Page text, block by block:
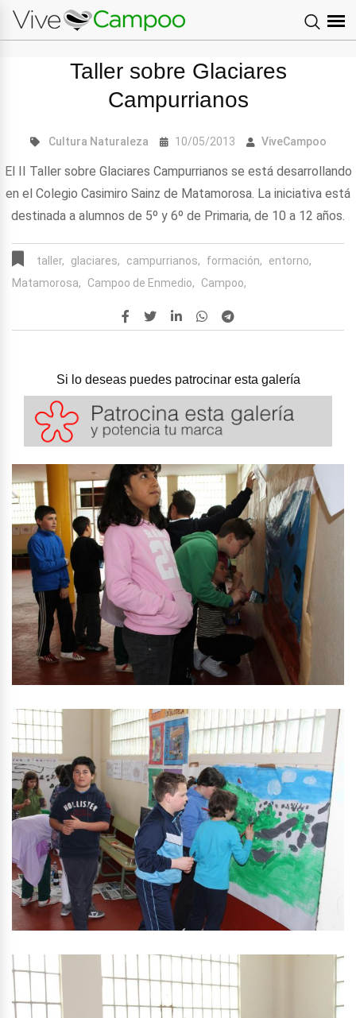
Taller sobre Glaciares
Campurrianos
Cultura Naturaleza 10/05/2013 ViveCampoo
El II Taller sobre Glaciares Campurrianos se está desarrollando
en el Colegio Casimiro Sainz de Matamorosa. La iniciativa está
destinada a alumnos de 5º y 6º de Primaria, de 10 a 12 años.
taller, glaciares, campurrianos, formación,
entorno,
Matamorosa,
Campoo de Enmedio, Campoo,
Si lo deseas puedes patrocinar esta galería